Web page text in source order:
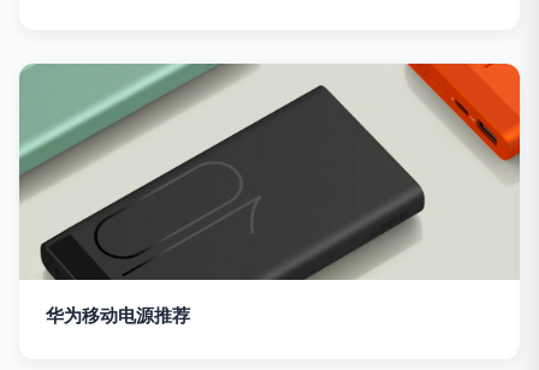
华为移动电源推荐